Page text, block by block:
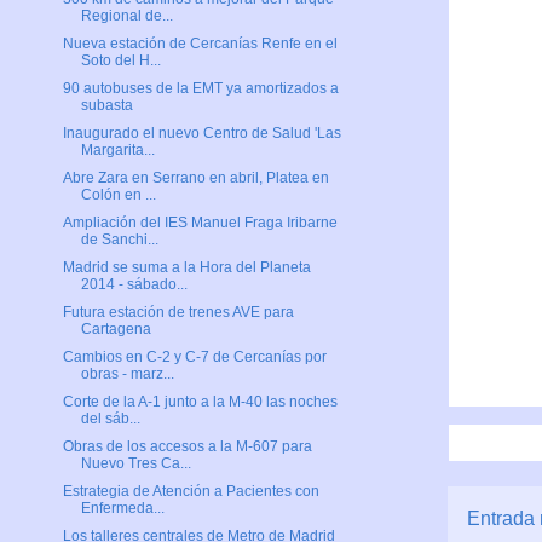
Entrada
Regional de...
Nueva estación de Cercanías Renfe en el
Soto del H...
90 autobuses de la EMT ya amortizados a
subasta
Inaugurado el nuevo Centro de Salud 'Las
Margarita...
Abre Zara en Serrano en abril, Platea en
Colón en ...
Ampliación del IES Manuel Fraga Iribarne
de Sanchi...
Madrid se suma a la Hora del Planeta
2014 - sábado...
Futura estación de trenes AVE para
Cartagena
Cambios en C-2 y C-7 de Cercanías por
obras - marz...
Corte de la A-1 junto a la M-40 las noches
del sáb...
Obras de los accesos a la M-607 para
Nuevo Tres Ca...
Estrategia de Atención a Pacientes con
Enfermeda...
Los talleres centrales de Metro de Madrid